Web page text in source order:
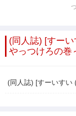
(同人誌) [すー
やっつけろの巻